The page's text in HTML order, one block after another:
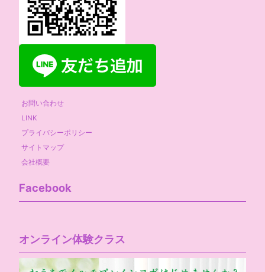
お問い合わせ
LINK
プライバシーポリシー
サイトマップ
会社概要
Facebook
オンライン体験クラス